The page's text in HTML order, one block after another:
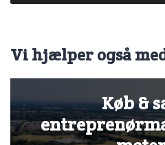
Vi hjælper også
Køb &